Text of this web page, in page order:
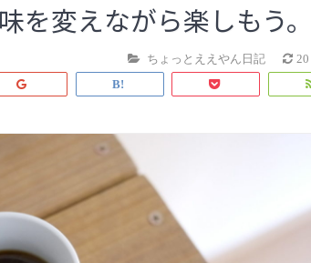
を変えながら楽しもう。
ちょっとええやん日記